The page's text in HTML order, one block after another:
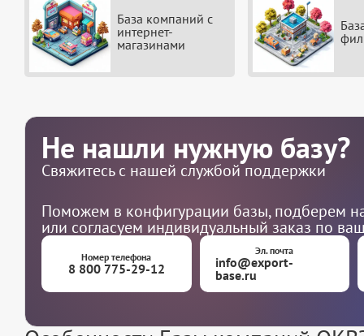
База компаний с
интернет-
магазинами
Не нашли нужную базу?
Свяжитесь с нашей службой поддержки
Поможем в конфигурации базы, подберем
или согласуем индивидуальный заказ по
Номер телефона
8 800 775-29-12
Эл. почта
info@export-
base.ru